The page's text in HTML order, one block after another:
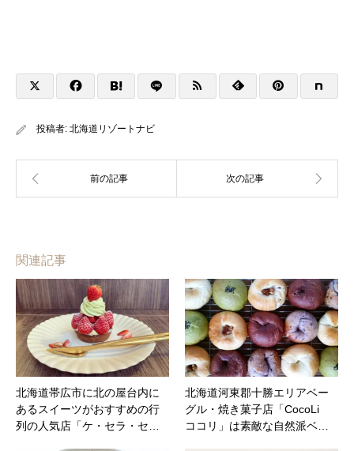
投稿者: 北海道リゾートナビ
関連記事
北海道帯広市に北の屋台内に
あるスイーツがおすすめの行
列の人気店「ケ・セラ・セ…
北海道河東郡十勝エリアベー
グル・焼き菓子店「CocoLi
ココリ」は素敵な自然派ベ…